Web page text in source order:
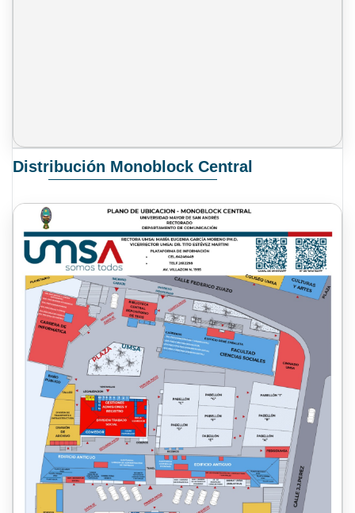
Distribución Monoblock Central